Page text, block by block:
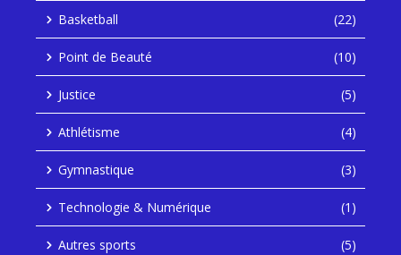
Basketball (22)
Point de Beauté (10)
Justice (5)
Athlétisme (4)
Gymnastique (3)
Technologie & Numérique (1)
Autres sports (5)